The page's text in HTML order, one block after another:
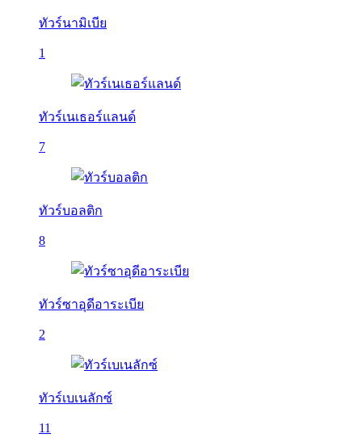
ทัวร์นามิเบีย
1
ทัวร์เนเธอร์แลนด์
7
ทัวร์บอลติก
8
ทัวร์ซาอุดีอาระเบีย
2
ทัวร์เบเนลักซ์
11